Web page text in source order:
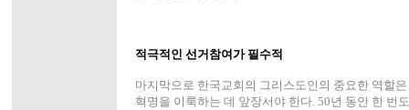
적극적인 선거참여가 필수적
마지막으로 한국교회의 그리스도인의 중요한 역할
혁명을 이룩하는 데 앞장서야 한다. 50년 동안 한 번